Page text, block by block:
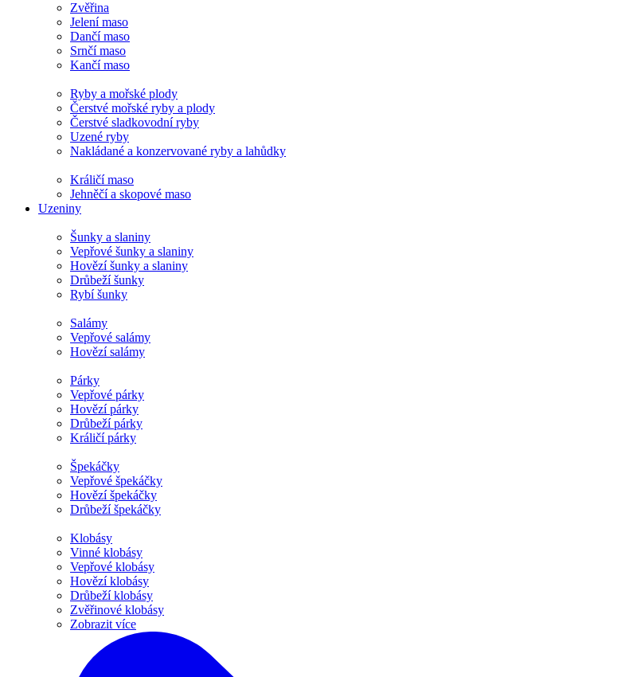
Zvěřina
Jelení maso
Dančí maso
Srnčí maso
Kančí maso
Ryby a mořské plody
Čerstvé mořské ryby a plody
Čerstvé sladkovodní ryby
Uzené ryby
Nakládané a konzervované ryby a lahůdky
Králičí maso
Jehněčí a skopové maso
Uzeniny
Šunky a slaniny
Vepřové šunky a slaniny
Hovězí šunky a slaniny
Drůbeží šunky
Rybí šunky
Salámy
Vepřové salámy
Hovězí salámy
Párky
Vepřové párky
Hovězí párky
Drůbeží párky
Králičí párky
Špekáčky
Vepřové špekáčky
Hovězí špekáčky
Drůbeží špekáčky
Klobásy
Vinné klobásy
Vepřové klobásy
Hovězí klobásy
Drůbeží klobásy
Zvěřinové klobásy
Zobrazit více